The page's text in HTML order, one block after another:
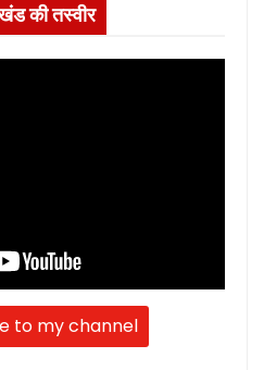
की तस्वीर
to my channel